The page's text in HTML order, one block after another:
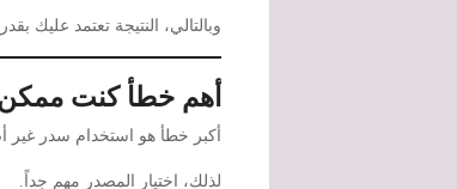
وبالتالي، النتيجة تعتمد عليك
أهم خطأ كنت ممكن
أكبر خطأ هو استخدام سدر غير
لذلك، اختيار المصدر مهم جداً.